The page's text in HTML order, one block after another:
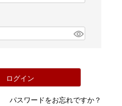
ログイン
パスワードをお忘れですか？